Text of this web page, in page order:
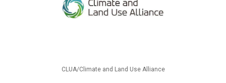
CLUA/Climate and Land Use Alliance